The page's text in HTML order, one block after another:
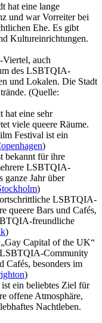
hat eine lange
und war Vorreiter bei
Ehe. Es gibt
Kultureinrichtungen.
Viertel, auch
des LSBTQIA-
und Lokalen. Die Stadt
(Quelle:
hat eine sehr
viele queere Räume.
Festival ist ein
)
bekannt für ihre
LSBTQIA-
ganze Jahr über
)
LSBTQIA-
queere Bars und Cafés,
freundliche
)
Capital of the UK“
LSBTQIA-Community
Cafés, besonders im
)
ein beliebtes Ziel für
offene Atmosphäre,
Nachtleben.